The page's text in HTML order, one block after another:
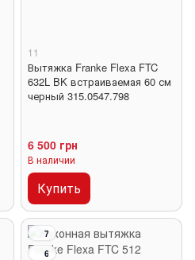
11
Вытяжка Franke Flexa FTC
632L BK встраиваемая 60 см
черный 315.0547.798
6 500 грн
В наличии
Купить
7
6